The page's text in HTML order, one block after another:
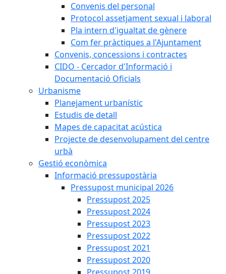
Convenis del personal
Protocol assetjament sexual i laboral
Pla intern d'igualtat de gènere
Com fer pràctiques a l'Ajuntament
Convenis, concessions i contractes
CIDO - Cercador d'Informació i
Documentació Oficials
Urbanisme
Planejament urbanístic
Estudis de detall
Mapes de capacitat acústica
Projecte de desenvolupament del centre
urbà
Gestió econòmica
Informació pressupostària
Pressupost municipal 2026
Pressupost 2025
Pressupost 2024
Pressupost 2023
Pressupost 2022
Pressupost 2021
Pressupost 2020